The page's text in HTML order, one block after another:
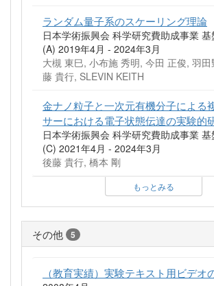
ランダム量子系のスケーリング理論
日本学術振興会 科学研究費助成事業
(A) 2019年4月 - 2024年3月
大槻 東巳, 小布施 秀明, 今田 正俊, 羽
藤 貴行, SLEVIN KEITH
金ナノ粒子と一次元有機分子による
サーにおける電子状態伝達の実験的
日本学術振興会 科学研究費助成事業
(C) 2021年4月 - 2024年3月
後藤 貴行, 橋本 剛
もっとみる
その他 5
（教育実績）実験テキスト用ビデオ